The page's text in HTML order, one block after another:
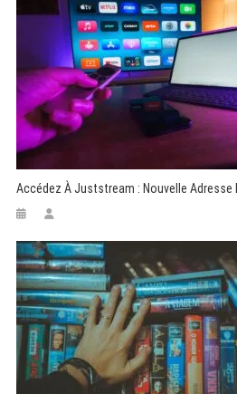
Accédez À Juststream : Nouvelle Adresse